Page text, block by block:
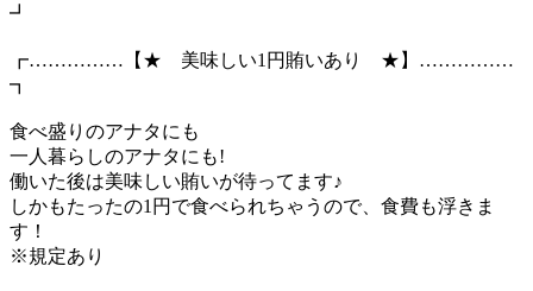
┛
┏……………【★ 美味しい1円賄いあり ★】……………
┓
食べ盛りのアナタにも
一人暮らしのアナタにも!
働いた後は美味しい賄いが待ってます♪
しかもたったの1円で食べられちゃうので、食費も浮きま
す！
※規定あり